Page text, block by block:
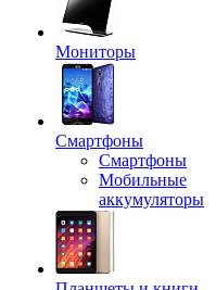
Мониторы
Смартфоны
Смартфоны
Мобильные
аккумуляторы